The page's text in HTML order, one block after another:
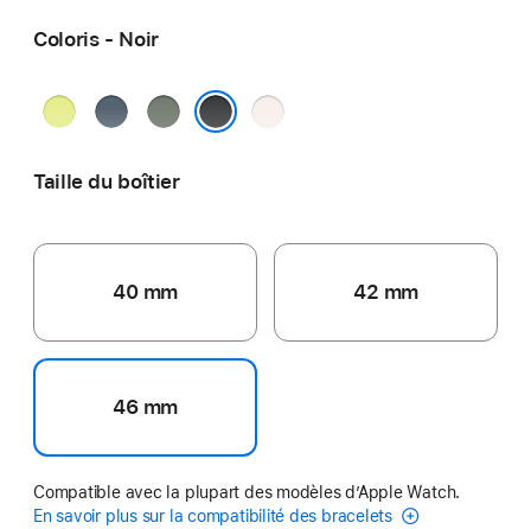
Coloris - Noir
JauneBleu
Gris
Rose
Taille du boîtier
40 mm 42 mm
46 mm
Compatible avec la plupart des modèles d’Apple Watch.
En savoir plus sur la compatibilité des bracelets